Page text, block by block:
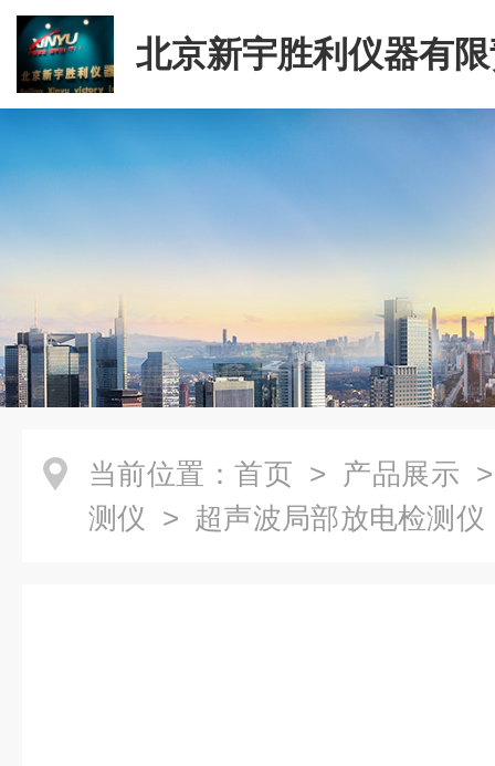
北京新宇胜利仪器有
司
当前位置： 首页 > 产品展示
测仪 > 超声波局部放电检测仪